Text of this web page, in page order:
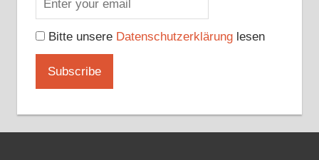
Bitte unsere Datenschutzerklärunglesen